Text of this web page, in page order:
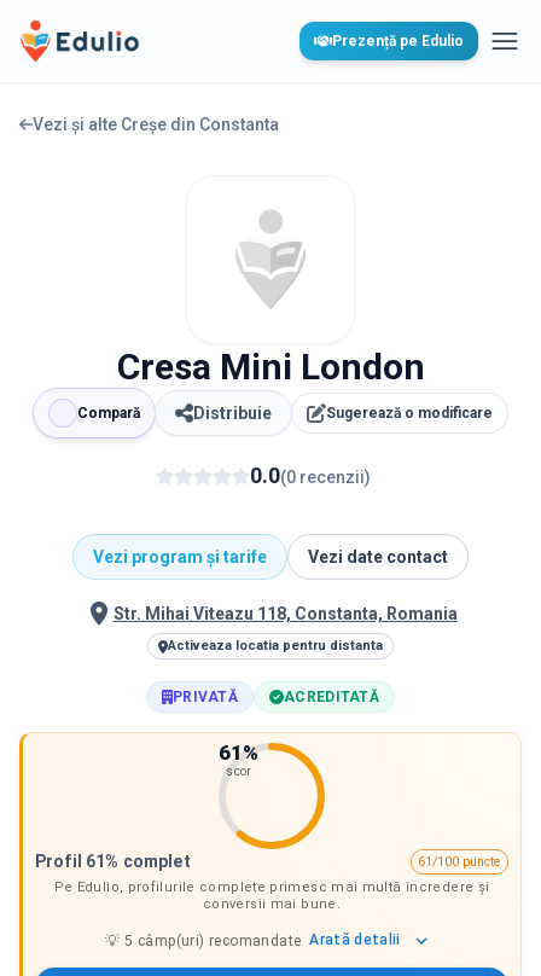
Edulio Prezență pe Edulio
Vezi și alte Creșe din Constanta
Cresa Mini London
Compară Distribuie Sugerează o modificare
0.0(0 recenzii)
Vezi program și tarife Vezi date contact
Str. Mihai Viteazu 118, Constanta, Romania
Activeaza locatia pentru distanta
PRIVATĂ ACREDITATĂ
61%
scor
Profil 61% complet
61/100 puncte
Pe Edulio, profilurile complete primesc mai multă încredere și
conversii mai bune.
💡5 câmp(uri) recomandate Arată detalii